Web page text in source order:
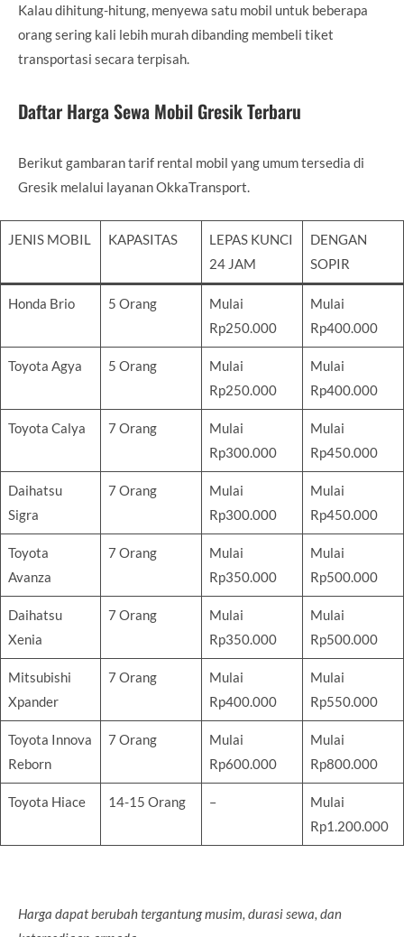
Kalau dihitung-hitung, menyewa satu mobil untuk beberapa
orang sering kali lebih murah dibanding membeli tiket
transportasi secara terpisah.
Daftar Harga Sewa Mobil Gresik Terbaru
Berikut gambaran tarif rental mobil yang umum tersedia di
Gresik melalui layanan OkkaTransport.
JENIS MOBIL KAPASITAS
LEPAS KUNCI
24 JAM
DENGAN
SOPIR
Honda Brio 5 Orang
Mulai
Rp250.000
Mulai
Rp400.000
Toyota Agya 5 Orang
Mulai
Rp250.000
Mulai
Rp400.000
Toyota Calya 7 Orang
Mulai
Rp300.000
Mulai
Rp450.000
Daihatsu
Sigra
7 Orang
Mulai
Rp300.000
Mulai
Rp450.000
Toyota
Avanza
7 Orang
Mulai
Rp350.000
Mulai
Rp500.000
Daihatsu
Xenia
7 Orang
Mulai
Rp350.000
Mulai
Rp500.000
Mitsubishi
Xpander
7 Orang
Mulai
Rp400.000
Mulai
Rp550.000
Toyota Innova
Reborn
7 Orang
Mulai
Rp600.000
Mulai
Rp800.000
Toyota Hiace 14-15 Orang –
Mulai
Rp1.200.000
Harga dapat berubah tergantung musim, durasi sewa, dan